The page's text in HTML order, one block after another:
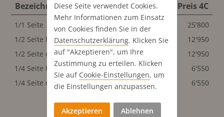
Bezeichnung Format Preis 4C
1/1 Seite 286x440 mm
25'800
1/2 Seite hoch
141x440 mm
12'950
1/2 Seite quer
286x220 mm
12'950
1/4 Seite hoch
141x220 mm
6'550
1/4 Seite quer
286x110 mm 6'550
Diese Seite verwendet Cookies.
Mehr Informationen zum Einsatz
von Cookies finden Sie in der
Datenschutz­erklärung. Klicken Sie
auf "Akzeptieren", um Ihre
Zustimmung zu erteilen. Klicken
Sie auf Cookie-Einstellungen, um
die Einstellungen anzupassen.
Akzeptieren Ablehnen